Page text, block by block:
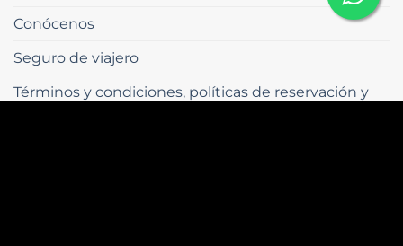
Conócenos
Seguro de viajero
Términos y condiciones, políticas de reservación y